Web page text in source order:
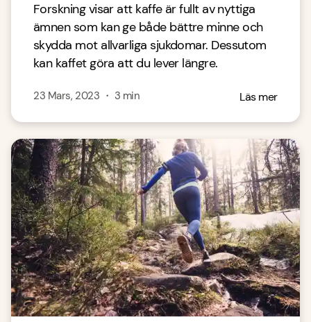
Forskning visar att kaffe är fullt av nyttiga
ämnen som kan ge både bättre minne och
skydda mot allvarliga sjukdomar. Dessutom
kan kaffet göra att du lever längre.
23 Mars, 2023 ・ 3 min Läs mer